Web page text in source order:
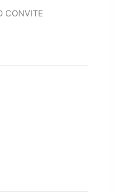
CONVITE